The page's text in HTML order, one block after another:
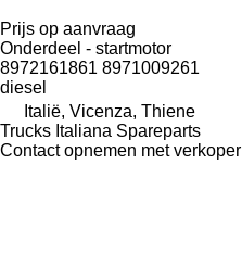
Prijs op aanvraag
Onderdeel - startmotor
8972161861 8971009261
diesel
Italië, Vicenza, Thiene
Trucks Italiana Spareparts
Contact opnemen met verkoper